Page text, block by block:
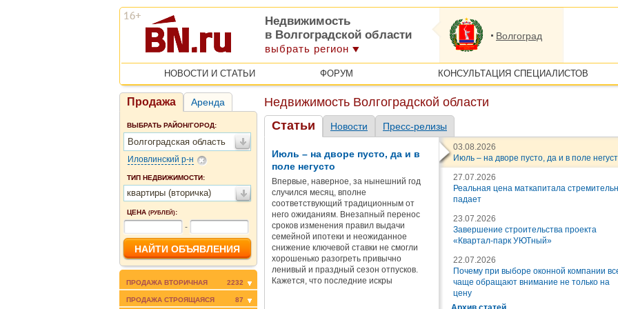
Недвижимость
в Волгоградской области
выбрать регион
Волгоград
НОВОСТИ И СТАТЬИ ФОРУМ КОНСУЛЬТАЦИЯ СПЕЦИАЛИСТОВ
Продажа Аренда
ВЫБРАТЬ РАЙОН/ГОРОД:
Волгоградская область
Иловлинский р-н
ТИП НЕДВИЖИМОСТИ:
квартиры (вторичка)
ЦЕНА (РУБЛЕЙ):
-
ПРОДАЖА ВТОРИЧНАЯ 2232
ПРОДАЖА СТРОЯЩАЯСЯ 87
Недвижимость Волгоградской области
Статьи
Новости Пресс-релизы
Июль – на дворе пусто, да и в
поле негусто
Впервые, наверное, за нынешний год
случился месяц, вполне
соответствующий традиционным от
него ожиданиям. Внезапный перенос
сроков изменения правил выдачи
семейной ипотеки и неожиданное
снижение ключевой ставки не смогли
хорошенько разогреть привычно
ленивый и праздный сезон отпусков.
Кажется, что последние искры
03.08.2026
Июль – на дворе пусто, да и в поле
27.07.2026
Реальная цена маткапитала
падает
23.07.2026
Завершение строительства проекта
«Квартал-парк УЮТный»
22.07.2026
Почему при выборе оконной компании
чаще обращают внимание не только на
цену